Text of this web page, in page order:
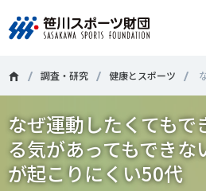
財団情
研究員
調査・研
＃誰が子どものスポーツをささえるのか
＃アクティブなまちづくり ＃日本
調査・研究 健康とスポーツ
なぜ運動したくてもで
る気があってもでき
が起こりにくい50代